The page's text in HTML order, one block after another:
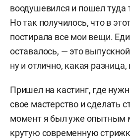
воодушевился и пошел туда
Но так получилось, что в
постирала все мои вещи.
оставалось, — это
ну и отлично, какая разница,
Пришел на кастинг, где
свое мастерство и сделать
момент я был уже опытным
крутую современную